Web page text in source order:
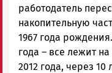
работодатель
накопительную
1967 года
года – все лежит
2012 года, через 10